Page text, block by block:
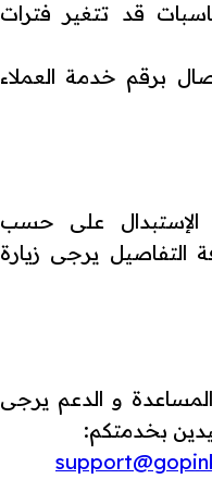
قد تتغير فترات
برقم خدمة العملاء
الإستبدال على حسب
التفاصيل يرجى زيارة
و الدعم يرجى
بخدمتكم: